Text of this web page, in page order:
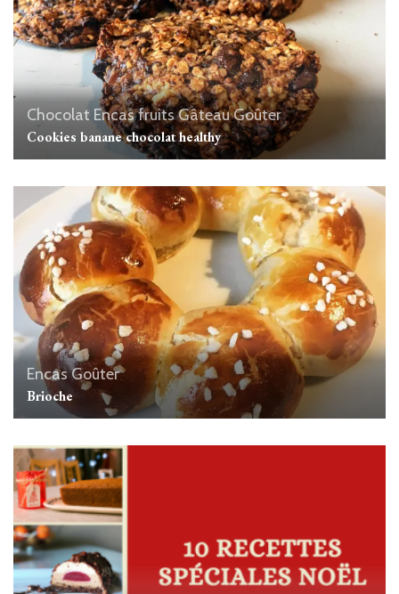
Chocolat EncasfruitsGâteauGoûter
Cookies banane chocolat healthy
EncasGoûter
Brioche